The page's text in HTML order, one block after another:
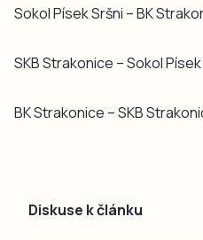
Sokol Písek Sršni – BK
SKB Strakonice – Sokol
BK Strakonice – SKB
Diskuse k článku